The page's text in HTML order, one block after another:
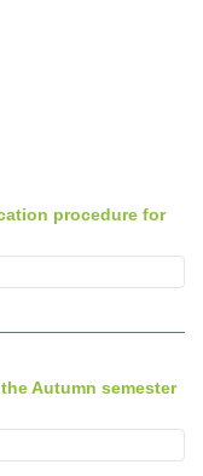
procedure for
Autumn semester